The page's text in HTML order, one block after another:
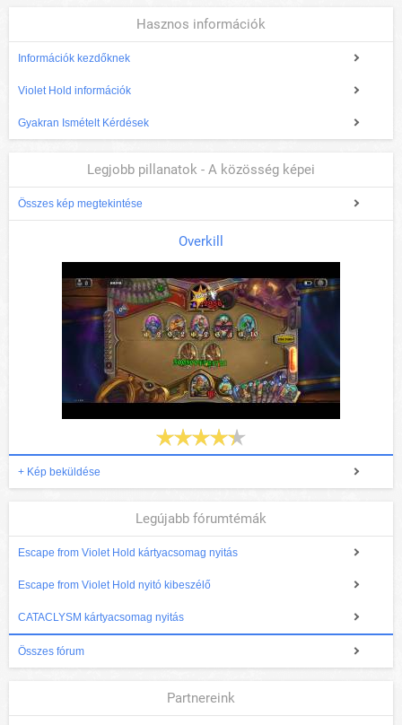
Hasznos információk
Információk kezdőknek
Violet Hold információk
Gyakran Ismételt Kérdések
Legjobb pillanatok - A közösség képei
Összes kép megtekintése
Overkill
+ Kép beküldése
Legújabb fórumtémák
Escape from Violet Hold kártyacsomag nyitás
Escape from Violet Hold nyitó kibeszélő
CATACLYSM kártyacsomag nyitás
Összes fórum
Partnereink